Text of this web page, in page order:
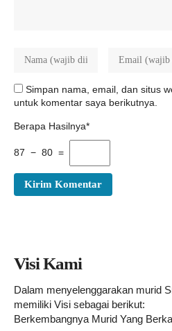
Simpan nama, email, dan situs
untuk komentar saya berikutnya.
Berapa Hasilnya*
87 − 80 =
Visi Kami
Dalam menyelenggarakan murid
memiliki Visi sebagai berikut:
Berkembangnya Murid Yang